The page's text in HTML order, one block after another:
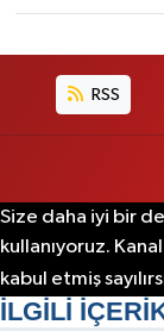
RSS
Size daha iyi bir
kullanıyoruz.
kabul etmiş